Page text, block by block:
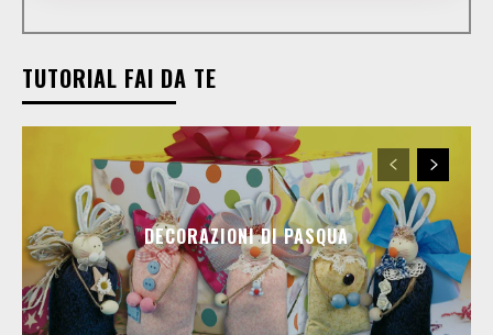
TUTORIAL FAI DA TE
DECORAZIONI DI PASQUA